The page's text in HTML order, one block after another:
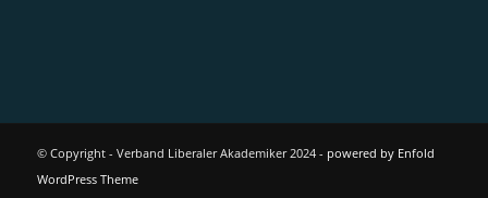
© Copyright - Verband Liberaler Akademiker 2024 - powered by Enfold
WordPress Theme